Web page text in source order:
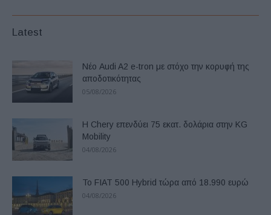
Latest
Νέο Audi A2 e-tron με στόχο την κορυφή της
αποδοτικότητας
05/08/2026
Η Chery επενδύει 75 εκατ. δολάρια στην KG
Mobility
04/08/2026
Το FIAT 500 Hybrid τώρα από 18.990 ευρώ
04/08/2026